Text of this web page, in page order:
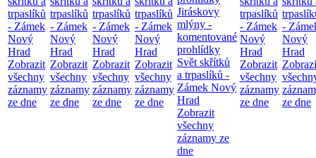
trpaslíků
- Zámek
Nový
Hrad
Zobrazit
všechny
záznamy
ze dne
trpaslíků
- Zámek
Nový
Hrad
Zobrazit
všechny
záznamy
ze dne
trpaslíků
- Zámek
Nový
Hrad
Zobrazit
všechny
záznamy
ze dne
trpaslíků
- Zámek
Nový
Hrad
Zobrazit
všechny
záznamy
ze dne
Jiráskovy
mlýny -
komentované
prohlídky
Svět skřítků
a trpaslíků -
Zámek Nový
Hrad
Zobrazit
všechny
záznamy ze
dne
trpaslíků
- Zámek
Nový
Hrad
Zobrazit
všechny
záznamy
ze dne
-
Nový
Hrad
ze dne